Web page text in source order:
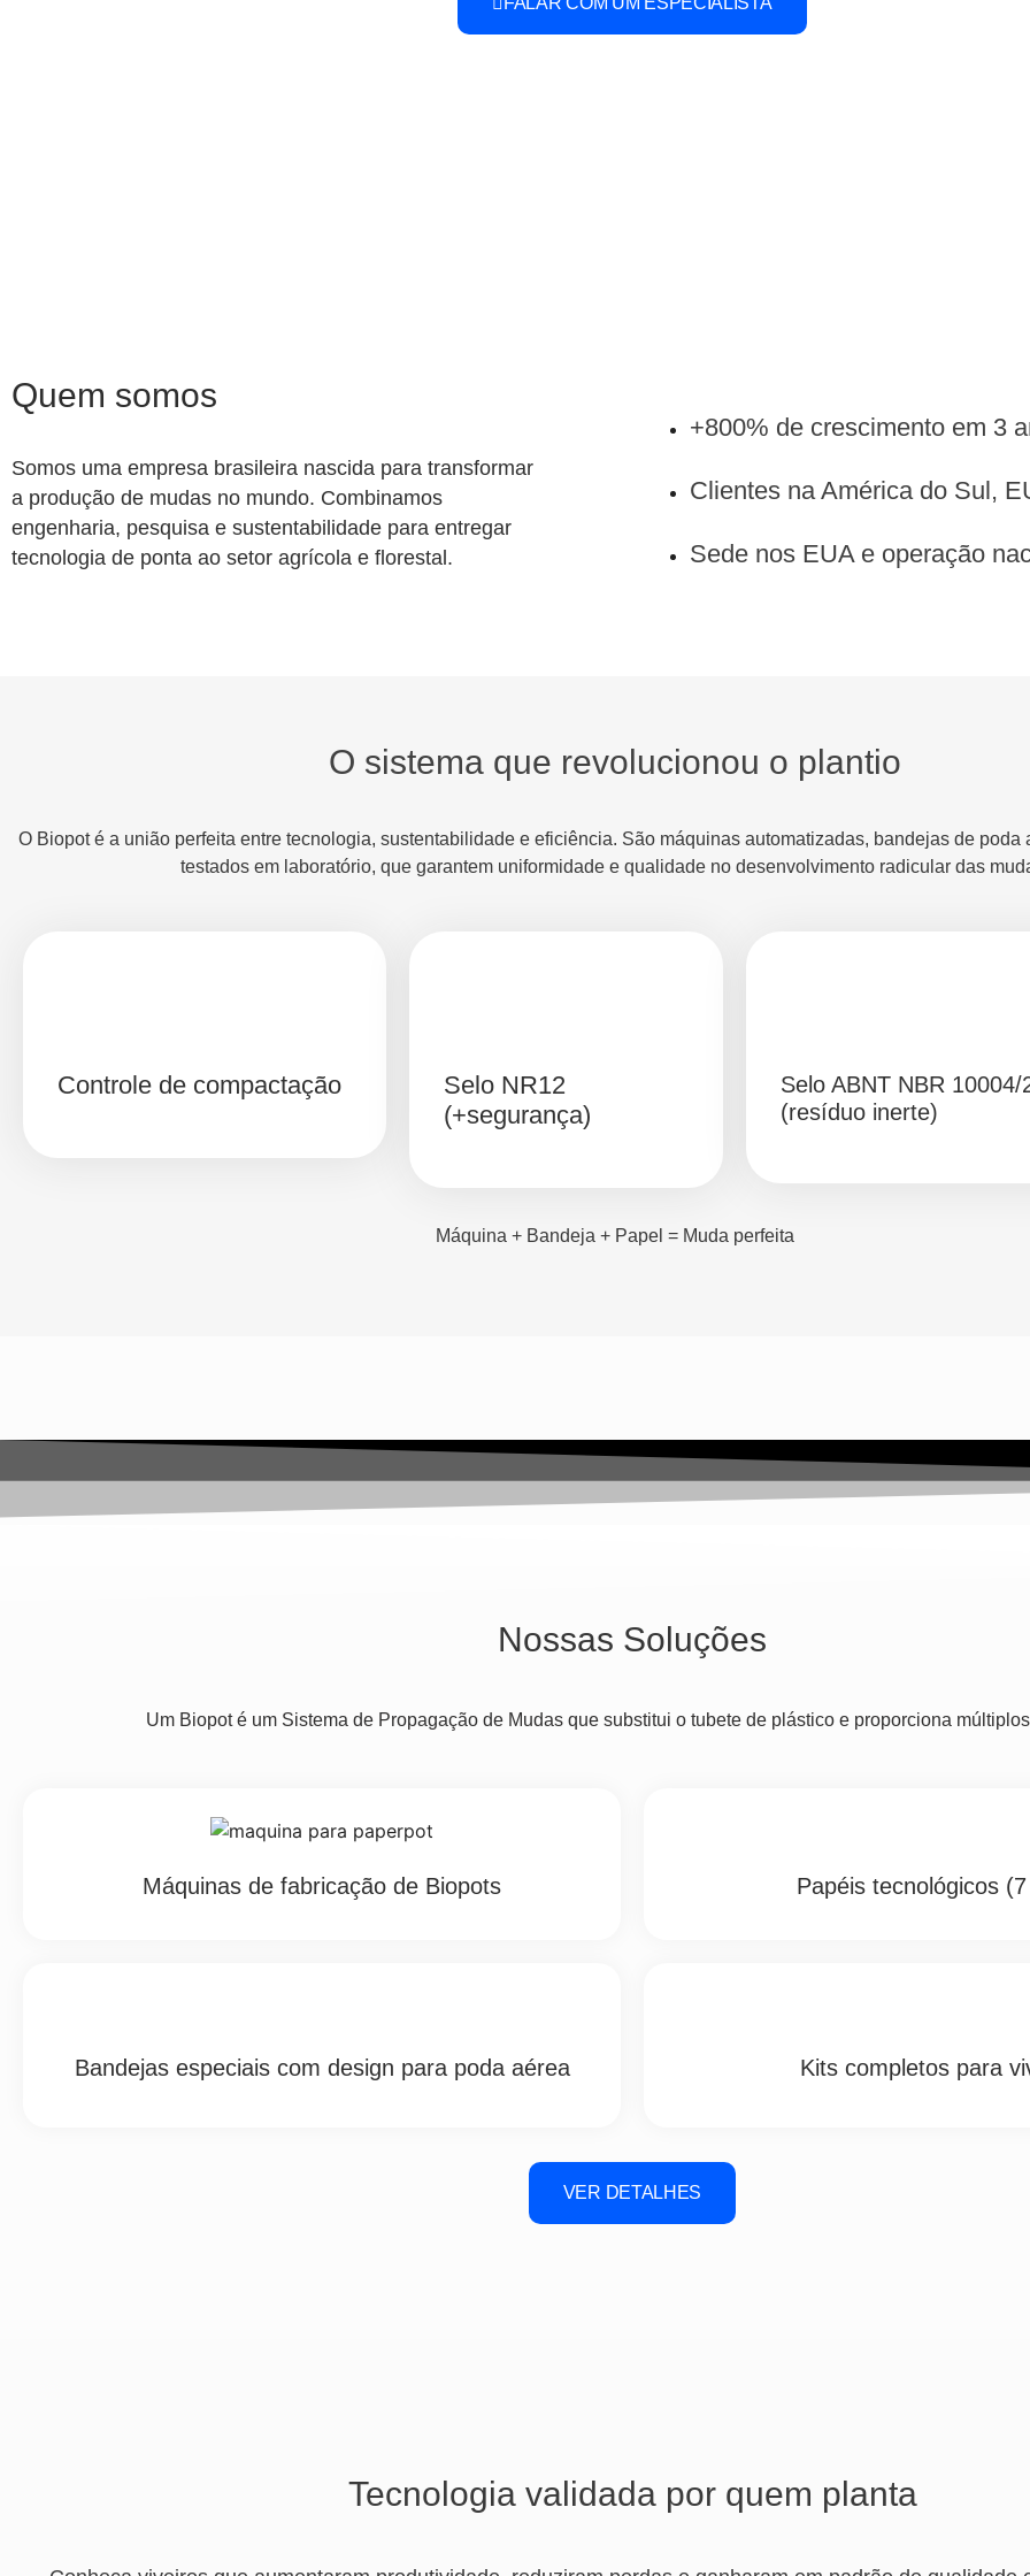
Quem somos
Somos uma empresa brasileira nascida para transformar
a produção de mudas no mundo. Combinamos
engenharia, pesquisa e sustentabilidade para entregar
tecnologia de ponta ao setor agrícola e florestal.
+800% de crescimento em 3
Clientes na América do Sul,
Sede nos EUA e operação
O sistema que revolucionou o plantio
O Biopot é a união perfeita entre tecnologia, sustentabilidade e eficiência. São máquinas automatizadas, bandejas de poda
testados em laboratório, que garantem uniformidade e qualidade no desenvolvimento radicular das
Controle de compactação
Selo NR12
(+segurança)
Selo ABNT NBR 10004/
(resíduo inerte)
Máquina + Bandeja + Papel = Muda perfeita
Nossas Soluções
Um Biopoté um Sistema de Propagação de Mudas que substitui o tubete de plástico e proporciona
Máquinas de fabricação de Biopots Papéis tecnológicos
Bandejas especiais com design para poda aérea Kits completos para
VER DETALHES
Tecnologia validada por quem planta